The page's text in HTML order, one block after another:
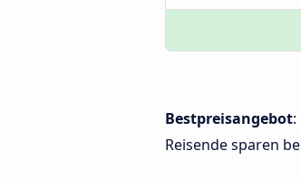
Bestpreisangebot
Reisende sparen